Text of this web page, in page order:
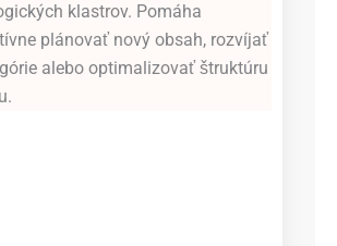
klastrov. Pomáha
plánovať nový obsah, rozvíjať
alebo optimalizovať štruktúru